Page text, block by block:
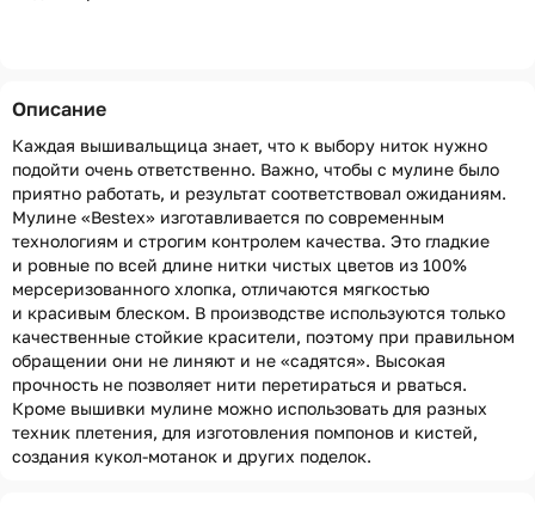
Описание
Каждая вышивальщица знает, что к выбору ниток нужно
подойти очень ответственно. Важно, чтобы с мулине было
приятно работать, и результат соответствовал ожиданиям.
Мулине «Bestex» изготавливается по современным
технологиям и строгим контролем качества. Это гладкие
и ровные по всей длине нитки чистых цветов из 100%
мерсеризованного хлопка, отличаются мягкостью
и красивым блеском. В производстве используются только
качественные стойкие красители, поэтому при правильном
обращении они не линяют и не «садятся». Высокая
прочность не позволяет нити перетираться и рваться.
Кроме вышивки мулине можно использовать для разных
техник плетения, для изготовления помпонов и кистей,
создания кукол-мотанок и других поделок.